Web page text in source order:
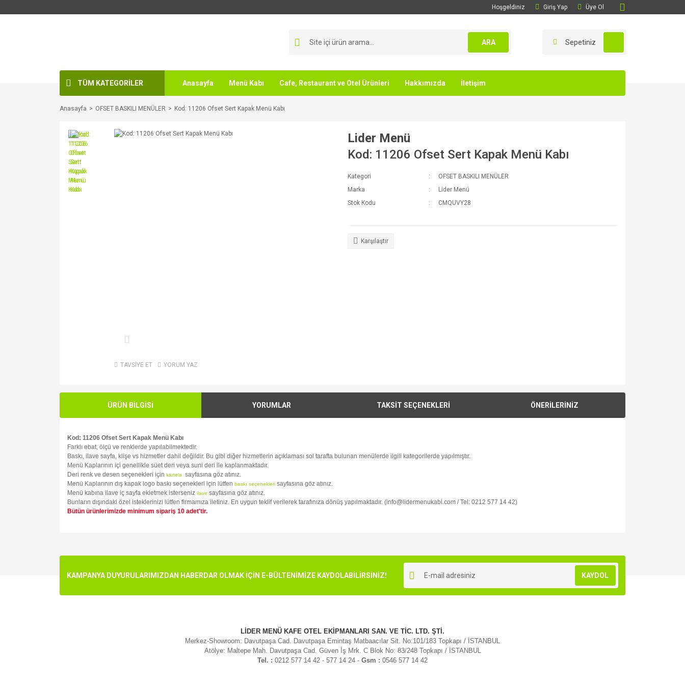
Hoşgeldiniz Giriş Yap Üye Ol
ARA Sepetiniz
TÜM KATEGORİLER Anasayfa Menü Kabı Cafe, Restaurant ve Otel Ürünleri Hakkımızda İletişim
Anasayfa OFSET BASKILI MENÜLER Kod: 11206 Ofset Sert Kapak Menü Kabı
TAVSİYE ET YORUM YAZ
Lider Menü
Kod: 11206 Ofset Sert Kapak Menü Kabı
Kategori
OFSET BASKILI MENÜLER
Marka
Lider Menü
Stok Kodu
CMQUVY28
Karşılaştır
ÜRÜN BİLGİSİ YORUMLAR TAKSİT SEÇENEKLERİ ÖNERİLERİNİZ
Kod: 11206 Ofset Sert Kapak Menü Kabı
Farklı ebat, ölçü ve renklerde yapılabilmektedir.
Baskı, ilave sayfa, klişe vs hizmetler dahil değildir. Bu gibi diğer hizmetlerin açıklaması sol tarafta bulunan menülerde ilgili kategorilerde yapılmıştır.
Menü Kaplarının içi genellikle süet deri veya suni deri ile kaplanmaktadır.
Deri renk ve desen seçenekleri için kartela sayfasına göz atınız.
Menü Kaplarının dış kapak logo baskı seçenekleri için lütfen baskı seçenekleri sayfasına göz atınız.
Menü kabına ilave iç sayfa ekletmek isterseniz ilave sayfasına göz atınız.
Bunların dışındaki özel isteklerinizi lütfen firmamıza iletiniz. En uygun teklif verilerek tarafınıza dönüş yapılmaktadır. (info@lidermenukabi.com / Tel: 0212 577 14 42)
Bütün ürünlerimizde minimum sipariş 10 adet'tir.
Ürün resmi kalitesiz, bozuk veya görüntülenemiyor.
KAMPANYA DUYURULARIMIZDAN HABERDAR OLMAK İÇİN E-BÜLTENİMİZE KAYDOLABİLİRSİNİZ! KAYDOL
LİDER MENÜ KAFE OTEL EKİPMANLARI SAN. VE TİC. LTD. ŞTİ.
Merkez-Showroom: Davutpaşa Cad. Davutpaşa Emintaş Matbaacılar Sit. No:101/183 Topkapı / İSTANBUL
Atölye: Maltepe Mah. Davutpaşa Cad. Güven İş Mrk. C Blok No: 83/248 Topkapı / İSTANBUL
Tel. : 0212 577 14 42 - 577 14 24 - Gsm : 0546 577 14 42